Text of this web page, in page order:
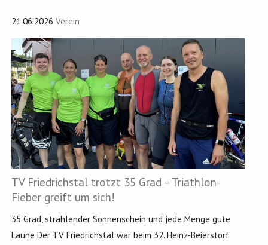
21.06.2026 Verein
TV Friedrichstal trotzt 35 Grad – Triathlon-
Fieber greift um sich!
35 Grad, strahlender Sonnenschein und jede Menge gute
Laune Der TV Friedrichstal war beim 32. Heinz-Beierstorf